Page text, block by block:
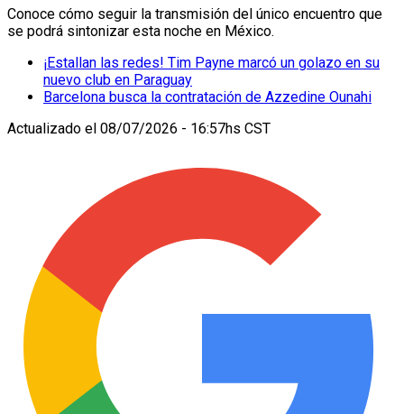
Conoce cómo seguir la transmisión del único encuentro que
se podrá sintonizar esta noche en México.
¡Estallan las redes! Tim Payne marcó un golazo en su
nuevo club en Paraguay
Barcelona busca la contratación de Azzedine Ounahi
Actualizado el 08/07/2026 - 16:57hs CST